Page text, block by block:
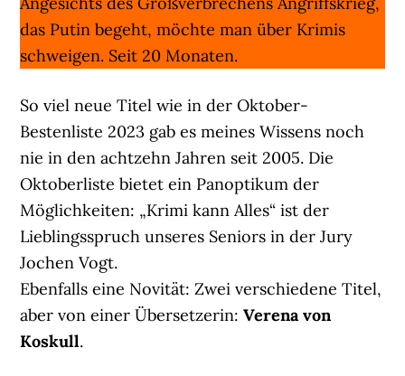
das Putin begeht, möchte man über Krimis
schweigen. Seit 20 Monaten.
So viel neue Titel wie in der Oktober-
Bestenliste 2023 gab es meines Wissens noch
nie in den achtzehn Jahren seit 2005. Die
Oktoberliste bietet ein Panoptikum der
Möglichkeiten: „Krimi kann Alles“ ist der
Lieblingsspruch unseres Seniors in der Jury
Jochen Vogt.
Ebenfalls eine Novität: Zwei verschiedene Titel,
aber von einer Übersetzerin:Verena von
Koskull.